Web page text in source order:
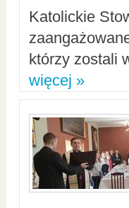
Katolickie
którzy zostali
więcej »